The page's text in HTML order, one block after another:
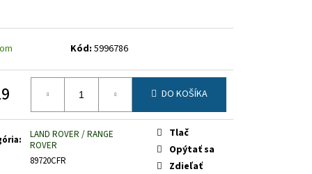
Kód: 5996786
DO KOŠÍKA
:
LAND ROVER / RANGE
ROVER
89720CFR
Tlač
Opýtať sa
Zdieľať